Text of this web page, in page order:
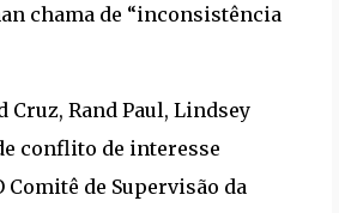
chama de “inconsistência
Rand Paul, Lindsey
conflito de interesse
de Supervisão da